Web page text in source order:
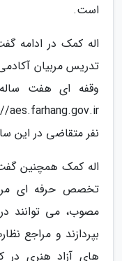
است.
اله کمک در ادامه
تدریس مربیان
نفر متقاضی در این
اله کمک همچنین
تخصص حرفه ای
مصوب، می توانند
بپردازند و مراجع
های آزاد هنری در